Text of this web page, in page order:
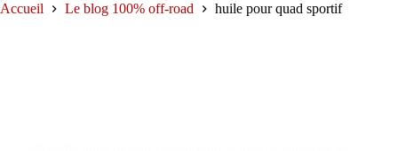
Accueil Le blog 100% off-road huile pour quad sportif